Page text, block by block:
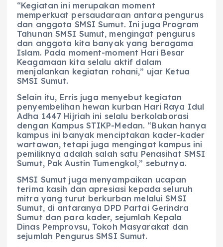
“Kegiatan ini merupakan moment
memperkuat persaudaraan antara pengurus
dan anggota SMSI Sumut. Ini juga Program
Tahunan SMSI Sumut, mengingat pengurus
dan anggota kita banyak yang beragama
Islam. Pada moment-moment Hari Besar
Keagamaan kita selalu aktif dalam
menjalankan kegiatan rohani,” ujar Ketua
SMSI Sumut.
Selain itu, Erris juga menyebut kegiatan
penyembelihan hewan kurban Hari Raya Idul
Adha 1447 Hijriah ini selalu berkolaborasi
dengan Kampus STIKP-Medan. “Bukan hanya
kampus ini banyak menciptakan kader-kader
wartawan, tetapi juga mengingat kampus ini
pemiliknya adalah salah satu Penasihat SMSI
Sumut, Pak Austin Tumengkol,” sebutnya.
SMSI Sumut juga menyampaikan ucapan
terima kasih dan apresiasi kepada seluruh
mitra yang turut berkurban melalui SMSI
Sumut, di antaranya DPD Partai Gerindra
Sumut dan para kader, sejumlah Kepala
Dinas Pemprovsu, Tokoh Masyarakat dan
sejumlah Pengurus SMSI Sumut.